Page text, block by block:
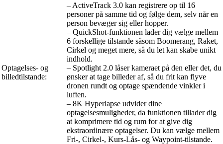
Optagelses- og
billedtilstande:
– ActiveTrack 3.0 kan registrere op til 16
personer på samme tid og følge dem, selv når en
person bevæger sig eller hopper.
– QuickShot-funktionen lader dig vælge mellem
6 forskellige tilstande såsom Boomerang, Raket,
Cirkel og meget mere, så du let kan skabe unikt
indhold.
– Spotlight 2.0 låser kameraet på den eller det, du
ønsker at tage billeder af, så du frit kan flyve
dronen rundt og optage spændende vinkler i
luften.
– 8K Hyperlapse udvider dine
optagelsesmuligheder, da funktionen tillader dig
at komprimere tid og rum for at give dig
ekstraordinære optagelser. Du kan vælge mellem
Fri-, Cirkel-, Kurs-Lås- og Waypoint-tilstande.